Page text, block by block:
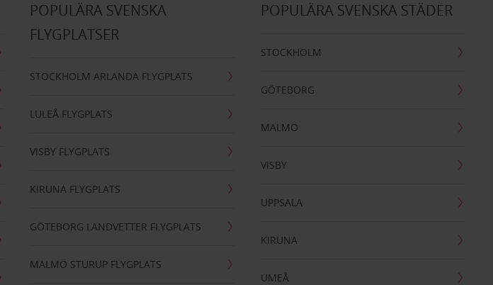
POPULÄRA SVENSKA
FLYGPLATSER
STOCKHOLM ARLANDA FLYGPLATS
LULEÅ FLYGPLATS
VISBY FLYGPLATS
KIRUNA FLYGPLATS
GÖTEBORG LANDVETTER FLYGPLATS
MALMÖ STURUP FLYGPLATS
POPULÄRA SVENSKA STÄDER
STOCKHOLM
GÖTEBORG
MALMÖ
VISBY
UPPSALA
KIRUNA
UMEÅ